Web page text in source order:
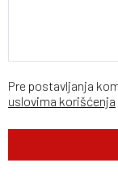
Pre postavljanja
uslovima korišćenja